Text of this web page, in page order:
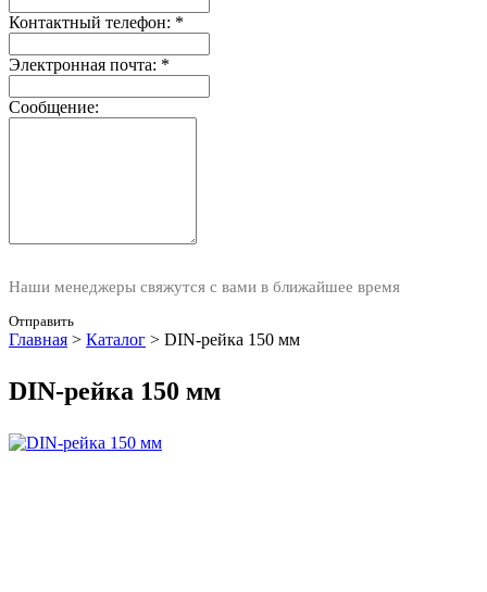
Контактный телефон: *
Электронная почта: *
Сообщение:
Наши менеджеры свяжутся с вами в ближайшее время
Отправить
Главная > Каталог > DIN-рейка 150 мм
DIN-рейка 150 мм